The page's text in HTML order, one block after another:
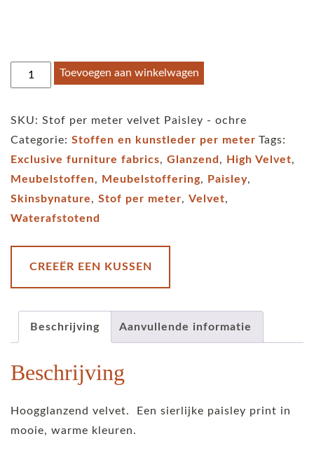
Stof
per
Toevoegen aan winkelwagen
SKU: Stof per meter velvet Paisley - ochre
Categorie: Stoffen en kunstleder per meter Tags:
Exclusive furniture fabrics, Glanzend , High Velvet,
Meubelstoffen, Meubelstoffering, Paisley,
Skinsbynature, Stof per meter, Velvet,
Waterafstotend
CREEËR EEN KUSSEN
Beschrijving Aanvullende informatie
Beschrijving
Hoogglanzend velvet. Een sierlijke paisley print in
mooie, warme kleuren.